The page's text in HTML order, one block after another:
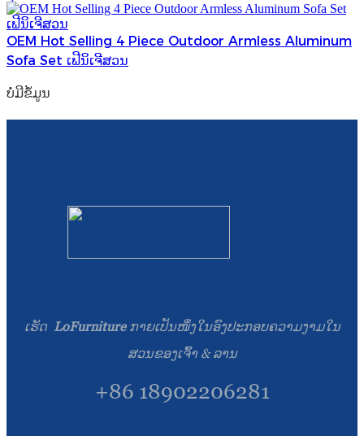
OEM Hot Selling 4 Piece Outdoor Armless Aluminum
Sofa Set ເຟີນິເຈີສວນ
ບໍ່​ມີ​ຂໍ້​ມູນ
ເຮັດ LoFurniture ກາຍເປັນໜຶ່ງໃນອົງປະກອບຄວາມງາມໃນ
ສວນຂອງເຈົ້າ & ລານ
+86 18902206281